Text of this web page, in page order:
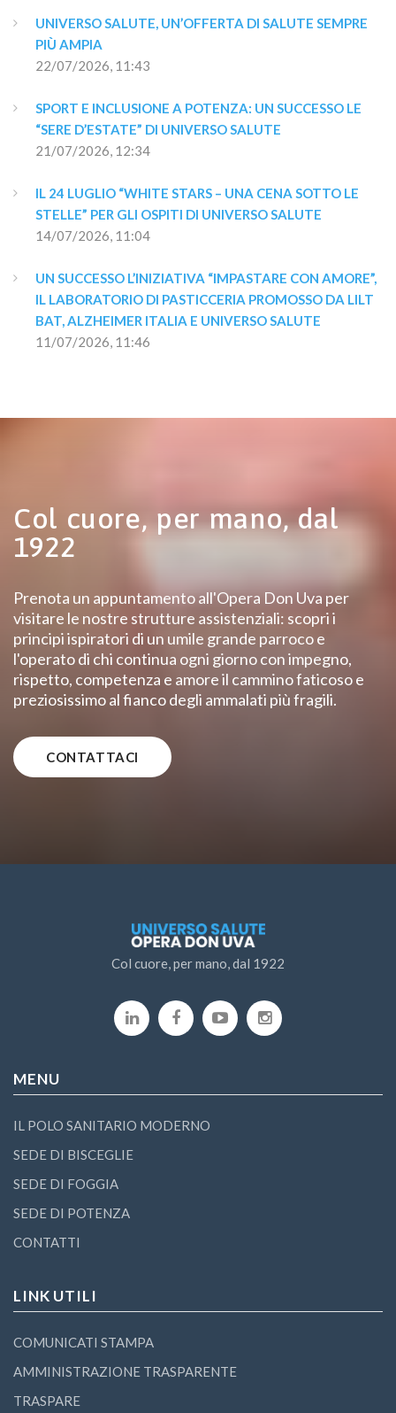
UNIVERSO SALUTE, UN’OFFERTA DI SALUTE SEMPRE
PIÙ AMPIA
22/07/2026, 11:43
SPORT E INCLUSIONE A POTENZA: UN SUCCESSO LE
“SERE D’ESTATE” DI UNIVERSO SALUTE
21/07/2026, 12:34
IL 24 LUGLIO “WHITE STARS – UNA CENA SOTTO LE
STELLE” PER GLI OSPITI DI UNIVERSO SALUTE
14/07/2026, 11:04
UN SUCCESSO L’INIZIATIVA “IMPASTARE CON AMORE”,
IL LABORATORIO DI PASTICCERIA PROMOSSO DA LILT
BAT, ALZHEIMER ITALIA E UNIVERSO SALUTE
11/07/2026, 11:46
Col cuore, per mano, dal
1922
Prenota un appuntamento all'Opera Don Uva per
visitare le nostre strutture assistenziali: scopri i
principi ispiratori di un umile grande parroco e
l'operato di chi continua ogni giorno con impegno,
rispetto, competenza e amore il cammino faticoso e
preziosissimo al fianco degli ammalati più fragili.
CONTATTACI
Col cuore, per mano, dal 1922
MENU
IL POLO SANITARIO MODERNO
SEDE DI BISCEGLIE
SEDE DI FOGGIA
SEDE DI POTENZA
CONTATTI
LINK UTILI
COMUNICATI STAMPA
AMMINISTRAZIONE TRASPARENTE
TRASPARE